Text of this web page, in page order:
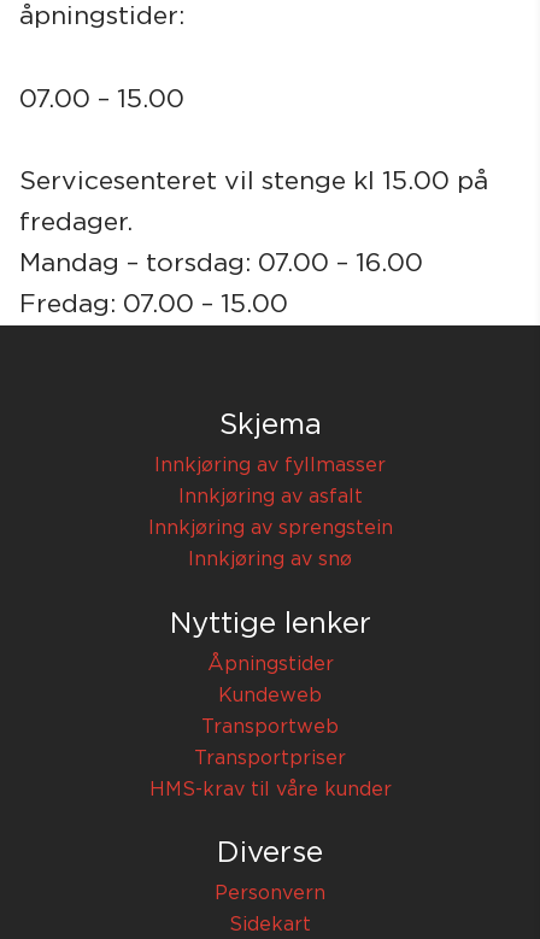
åpningstider:
07.00 – 15.00
Servicesenteret vil stenge kl 15.00 på
fredager.
Mandag – torsdag: 07.00 – 16.00
Fredag: 07.00 – 15.00
Skjema
Innkjøring av fyllmasser
Innkjøring av asfalt
Innkjøring av sprengstein
Innkjøring av snø
Nyttige lenker
Åpningstider
Kundeweb
Transportweb
Transportpriser
HMS-krav til våre kunder
Diverse
Personvern
Sidekart